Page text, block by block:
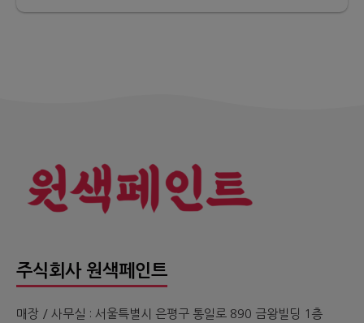
주식회사 원색페인트
매장 / 사무실 : 서울특별시 은평구 통일로 890 금왕빌딩 1층